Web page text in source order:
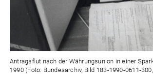
Antragsflut nach der Währungsunion in einer
1990 (Foto: Bundesarchiv, Bild 183-1990-0611-